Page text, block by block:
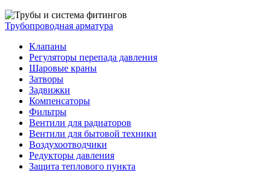
Трубопроводная арматура
Клапаны
Регуляторы перепада давления
Шаровые краны
Затворы
Задвижки
Компенсаторы
Фильтры
Вентили для радиаторов
Вентили для бытовой техники
Воздухоотводчики
Редукторы давления
Защита теплового пункта